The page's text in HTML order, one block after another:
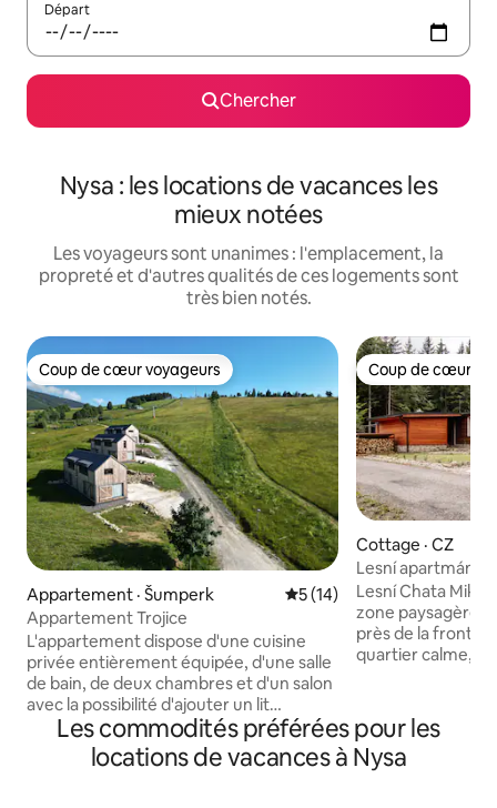
Départ
Chercher
Nysa : les locations de vacances les
mieux notées
Les voyageurs sont unanimes : l'emplacement, la
propreté et d'autres qualités de ces logements sont
très bien notés.
Coup de cœur voyageurs
Coup de cœur voyageurs
Appartement · Šumperk Note moyenne de 5 sur 5,
5 (14)
Appartement Trojice
L'appartement dispose d'une cuisine
privée entièrement équipée, d'une salle
de bain, de deux chambres et d'un salon
avec la possibilité d'ajouter un lit
supplémentaire. Les appartements
offrent du confort pour 6 personnes; la
capacité maximale est de 7 personnes.
Coup de cœur
Coup de cœur
Cottage · CZ
Lesní apartmán -
Lesní Chata
zone paysagère
près de la
quartier calme,
nombreuses
revanche, vous
Les commodités préférées pour les
locations de vacances à Nysa